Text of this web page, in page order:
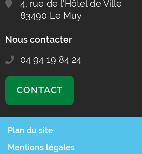
4, rue de l'Hôtel de Ville
83490 Le Muy
Nous contacter
04 94 19 84 24
CONTACT
Plan du site
Mentions légales